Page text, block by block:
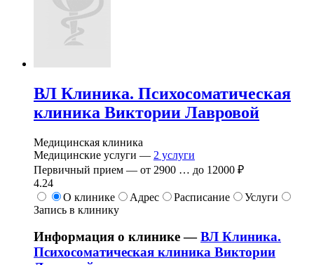
ВЛ Клиника. Психосоматическая
клиника Виктории Лавровой
Медицинская клиника
Медицинские услуги — 2 услуги
Первичный прием — от 2900 … до 12000 ₽
4.24
О клинике
Адрес Расписание
Услуги
Запись в клинику
Информация о клинике —ВЛ Клиника.
Психосоматическая клиника Виктории